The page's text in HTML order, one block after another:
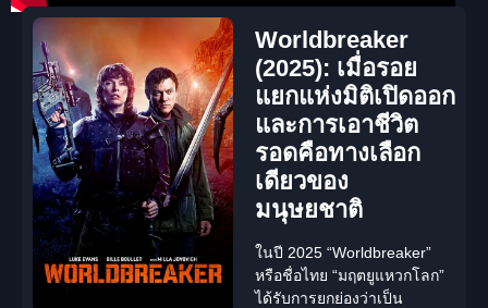
Worldbreaker
(2025): เมื่อรอย
แยกแห่งมิติเปิดออก
และการเอาชีวิต
รอดคือทางเลือก
เดียวของ
มนุษยชาติ
ในปี 2025 “Worldbreaker”
หรือชื่อไทย “มฤตยูแหวกโลก”
ได้รับการยกย่องว่าเป็น